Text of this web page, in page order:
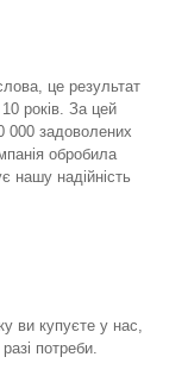
це результат
років. За цей
000 задоволених
обробила
нашу надійність
ви купуєте у нас,
потреби.